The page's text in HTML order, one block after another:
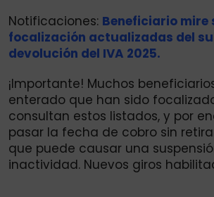
Notificaciones: Beneficiario mire
focalización actualizadas del
devolución del IVA 2025.
¡Importante! Muchos
enterado que han sido
consultan estos listados, y por
pasar la fecha de cobro sin
que puede causar una
inactividad. Nuevos giros